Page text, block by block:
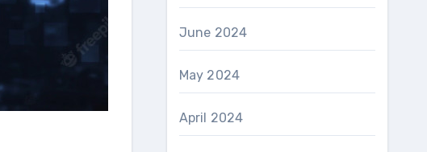
June 2024
May 2024
April 2024